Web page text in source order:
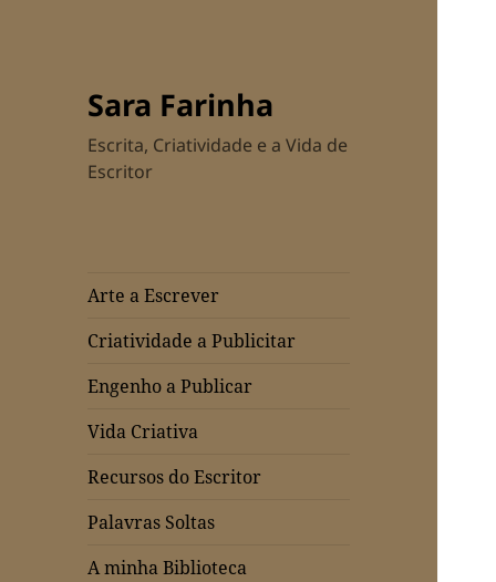
Sara Farinha
Escrita, Criatividade e a Vida de
Escritor
Arte a Escrever
Criatividade a Publicitar
Engenho a Publicar
Vida Criativa
Recursos do Escritor
Palavras Soltas
A minha Biblioteca